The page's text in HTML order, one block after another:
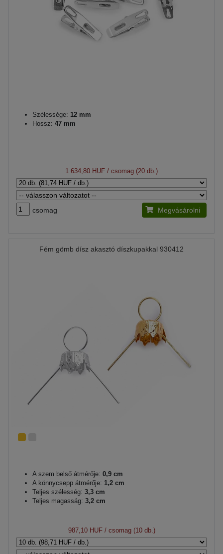
Szélessége: 12 mm
Hossz: 47 mm
1 634,80 HUF / csomag (20 db.)
csomag Megvásárolni
Fém gömb dísz akasztó díszkupakkal 930412
A szem belső átmérője: 0,9 cm
A könnycsepp átmérője: 1,2 cm
Teljes szélesség: 3,3 cm
Teljes magasság: 3,2 cm
987,10 HUF/ csomag (10 db.)